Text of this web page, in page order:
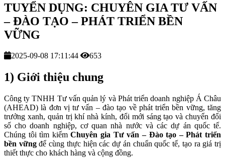
TUYỂN DỤNG: CHUYÊN GIA TƯ VẤN
– ĐÀO TẠO – PHÁT TRIỂN BỀN
VỮNG
2025-09-08 17:11:44 653
1) Giới thiệu chung
Công ty TNHH Tư vấn quản lý và Phát triển doanh nghiệp Á Châu
(AHEAD) là đơn vị tư vấn – đào tạo về phát triển bền vững, tăng
trưởng xanh, quản trị khí nhà kính, đổi mới sáng tạo và chuyển đổi
số cho doanh nghiệp, cơ quan nhà nước và các dự án quốc tế.
Chúng tôi tìm kiếmChuyên gia Tư vấn – Đào tạo – Phát triển
bền vữngđể cùng thực hiện các dự án chuẩn quốc tế, tạo ra giá trị
thiết thực cho khách hàng và cộng đồng.